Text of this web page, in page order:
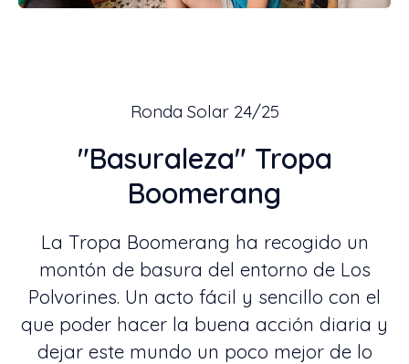
Ronda Solar 24/25
"Basuraleza" Tropa
Boomerang
La Tropa Boomerang ha recogido un
montón de basura del entorno de Los
Polvorines. Un acto fácil y sencillo con el
que poder hacer la buena acción diaria y
dejar este mundo un poco mejor de lo